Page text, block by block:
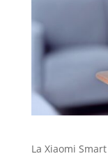
La Xiaomi